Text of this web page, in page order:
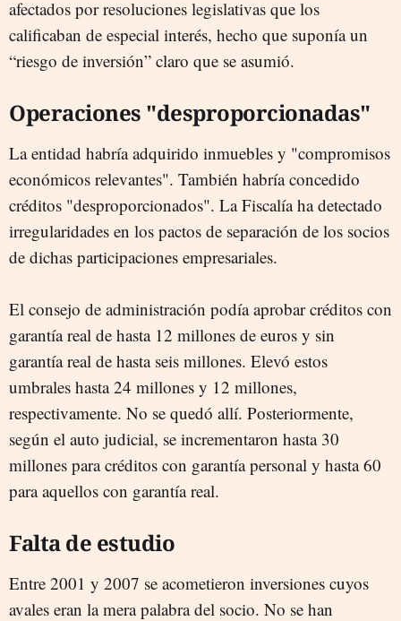
afectados por resoluciones legislativas que los
calificaban de especial interés, hecho que suponía un
“riesgo de inversión” claro que se asumió.
Operaciones "desproporcionadas"
La entidad habría adquirido inmuebles y "compromisos
económicos relevantes". También habría concedido
créditos "desproporcionados". La Fiscalía ha detectado
irregularidades en los pactos de separación de los socios
de dichas participaciones empresariales.
El consejo de administración podía aprobar créditos con
garantía real de hasta 12 millones de euros y sin
garantía real de hasta seis millones. Elevó estos
umbrales hasta 24 millones y 12 millones,
respectivamente. No se quedó allí. Posteriormente,
según el auto judicial, se incrementaron hasta 30
millones para créditos con garantía personal y hasta 60
para aquellos con garantía real.
Falta de estudio
Entre 2001 y 2007 se acometieron inversiones cuyos
avales eran la mera palabra del socio. No se han